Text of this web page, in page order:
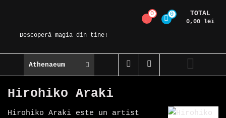
contentDescoperă magia din tine!
0 0 TOTAL
0,00 lei
Athenaeum
Hirohiko Araki
Hirohiko Araki este un artist